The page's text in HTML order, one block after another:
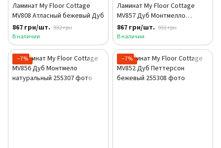
Ламинат My Floor Cottage
MV808 Атласный бежевый Дуб
867 грн/шт. 932 грн
В наличии
Ламинат My Floor Cottage
MV857 Дуб Монтмелло
серебристый
867 грн/шт. 932 грн
В наличии
−7% −7%